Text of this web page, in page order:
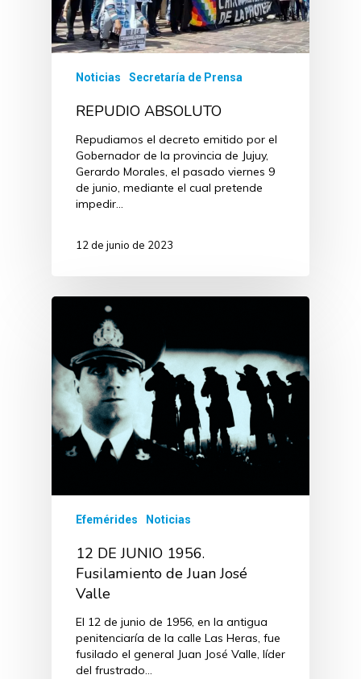
Noticias Secretaría de Prensa
REPUDIO ABSOLUTO
Repudiamos el decreto emitido por el
Gobernador de la provincia de Jujuy,
Gerardo Morales, el pasado viernes 9
de junio, mediante el cual pretende
impedir…
12 de junio de 2023
Efemérides Noticias
12 DE JUNIO 1956.
Fusilamiento de Juan José
Valle
El 12 de junio de 1956, en la antigua
penitenciaría de la calle Las Heras, fue
fusilado el general Juan José Valle, líder
del frustrado…